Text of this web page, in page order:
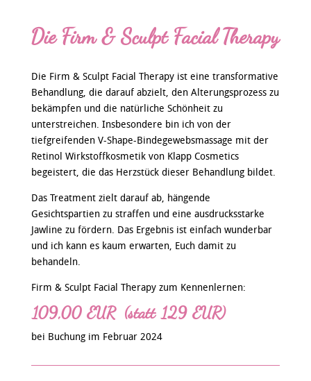
Die Firm & Sculpt Facial Therapy
Die Firm & Sculpt Facial Therapy ist eine transformative
Behandlung, die darauf abzielt, den Alterungsprozess zu
bekämpfen und die natürliche Schönheit zu
unterstreichen. Insbesondere bin ich von der
tiefgreifenden V-Shape-Bindegewebsmassage mit der
Retinol Wirkstoffkosmetik von Klapp Cosmetics
begeistert, die das Herzstück dieser Behandlung bildet.
Das Treatment zielt darauf ab, hängende
Gesichtspartien zu straffen und eine ausdrucksstarke
Jawline zu fördern. Das Ergebnis ist einfach wunderbar
und ich kann es kaum erwarten, Euch damit zu
behandeln.
Firm & Sculpt Facial Therapy zum Kennenlernen:
109,00 EUR(statt 129 EUR)
bei Buchung im Februar 2024